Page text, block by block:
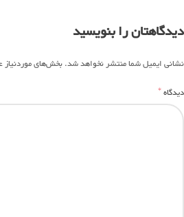
دیدگاهتان را بنویسید
نشانی ایمیل شما منتشر نخواهد شد.بخش‌های موردنیاز
دیدگاه*